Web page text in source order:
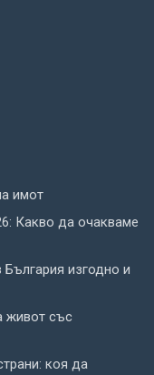
имот
Какво да очакваме
изгодно и
живот със
коя да